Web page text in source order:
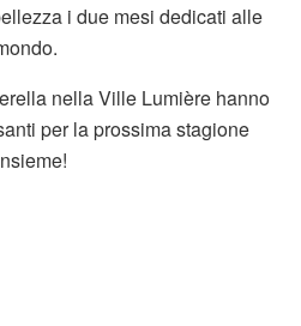
i due mesi dedicati alle
nella Ville Lumière hanno
per la prossima stagione